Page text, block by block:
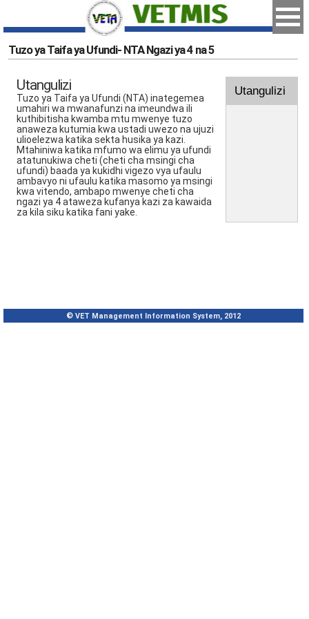
Tuzo ya Taifa ya Ufundi- NTA Ngazi ya 4 na 5
Utangulizi
Tuzo ya Taifa ya Ufundi (NTA) inategemea
umahiri wa mwanafunzi na imeundwa ili
kuthibitisha kwamba mtu mwenye tuzo
anaweza kutumia kwa ustadi uwezo na ujuzi
ulioelezwa katika sekta husika ya kazi.
Mtahiniwa katika mfumo wa elimu ya ufundi
atatunukiwa cheti (cheti cha msingi cha
ufundi) baada ya kukidhi vigezo vya ufaulu
ambavyo ni ufaulu katika masomo ya msingi
kwa vitendo, ambapo mwenye cheti cha
ngazi ya 4 ataweza kufanya kazi za kawaida
za kila siku katika fani yake.
Utangulizi
© VET Management Information System, 2012